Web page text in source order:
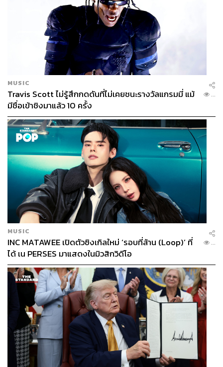
MUSIC
Travis Scott ไม่รู้สึกกดดันที่ไม่เคยชนะรางวัลแกรมมี่ แม้
มีชื่อเข้าชิงมาแล้ว 10 ครั้ง
...
MUSIC
INC MATAWEE เปิดตัวซิงเกิลใหม่ ‘รอบที่ล้าน (Loop)’ ที่
ได้ เน PERSES มาแสดงในมิวสิกวิดีโอ
...